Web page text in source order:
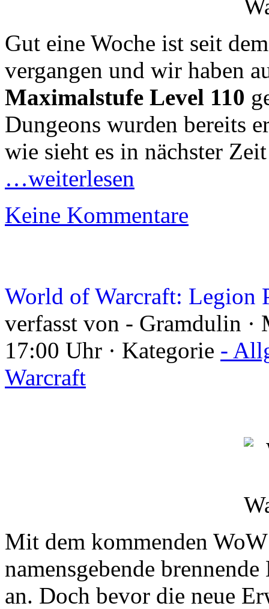
Gut eine Woche ist seit
vergangen und wir haben
Maximalstufe Level 110
Dungeons wurden bereits
wie sieht es in nächster Zeit
…weiterlesen
Keine Kommentare
World of Warcraft: Legion
verfasst von - Gramdulin
17:00 Uhr · Kategorie -
Warcraft
Mit dem kommenden
namensgebende
an. Doch bevor die neue